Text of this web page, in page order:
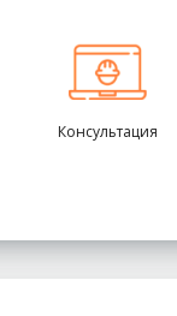
Консультация